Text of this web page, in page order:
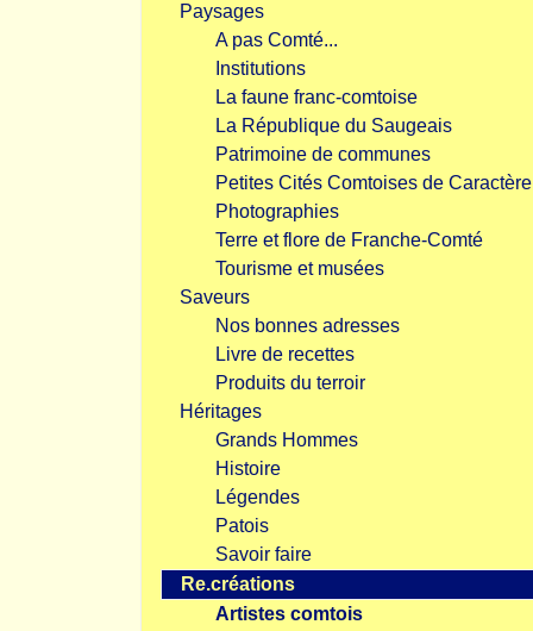
Paysages
A pas Comté...
Institutions
La faune franc-comtoise
La République du Saugeais
Patrimoine de communes
Petites Cités Comtoises de Caractère
Photographies
Terre et flore de Franche-Comté
Tourisme et musées
Saveurs
Nos bonnes adresses
Livre de recettes
Produits du terroir
Héritages
Grands Hommes
Histoire
Légendes
Patois
Savoir faire
Re.créations
Artistes comtois